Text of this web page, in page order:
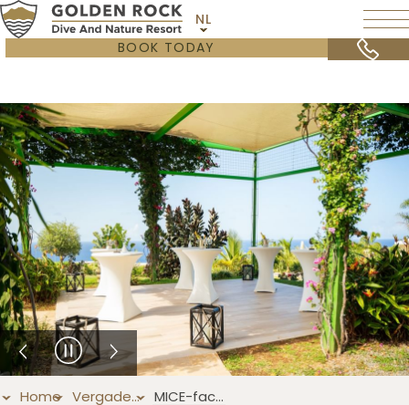
NL
BOOK TODAY
Home Vergaderen & Incentives MICE-faciliteiten